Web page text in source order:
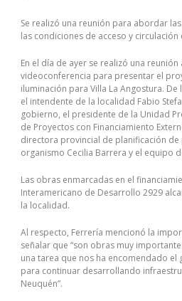
Se realizó una reunión para abordar
las condiciones de acceso y circulación
En el día de ayer se realizó una reunión
videoconferencia para presentar el
iluminación para Villa La Angostura.
el intendente de la localidad Fabio
gobierno, el presidente de la Unidad
de Proyectos con Financiamiento
directora provincial de planificación
organismo Cecilia Barrera y el equipo
Las obras enmarcadas en el
Interamericano de Desarrollo 2929
la localidad.
Al respecto, Ferrería mencionó la
señalar que “son obras muy
una tarea que nos ha encomendado
para continuar desarrollando
Neuquén”.